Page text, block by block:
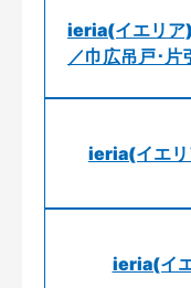
ieria(イエリア)
／巾広吊戸･片
ieria(イエリ
ieria(イ